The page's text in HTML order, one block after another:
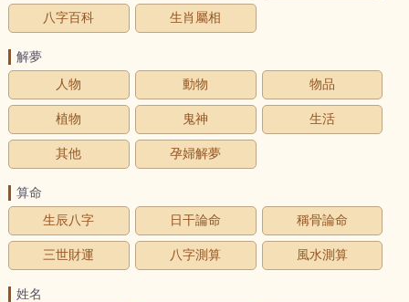
八字百科 生肖屬相
解夢
人物
動物 物品
植物 鬼神 生活
其他 孕婦解夢
算命
生辰八字
日干論命 稱骨論命
三世財運 八字測算 風水測算
姓名